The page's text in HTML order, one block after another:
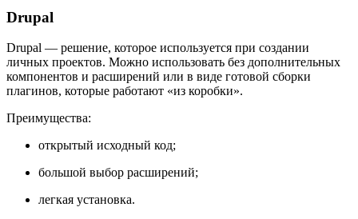
Drupal
Drupal — решение, которое используется при создании
личных проектов. Можно использовать без дополнительных
компонентов и расширений или в виде готовой сборки
плагинов, которые работают «из коробки».
Преимущества:
открытый исходный код;
большой выбор расширений;
легкая установка.